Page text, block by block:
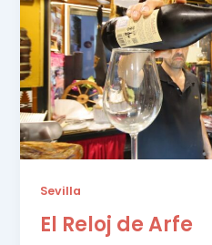
Sevilla
El Reloj de Arfe